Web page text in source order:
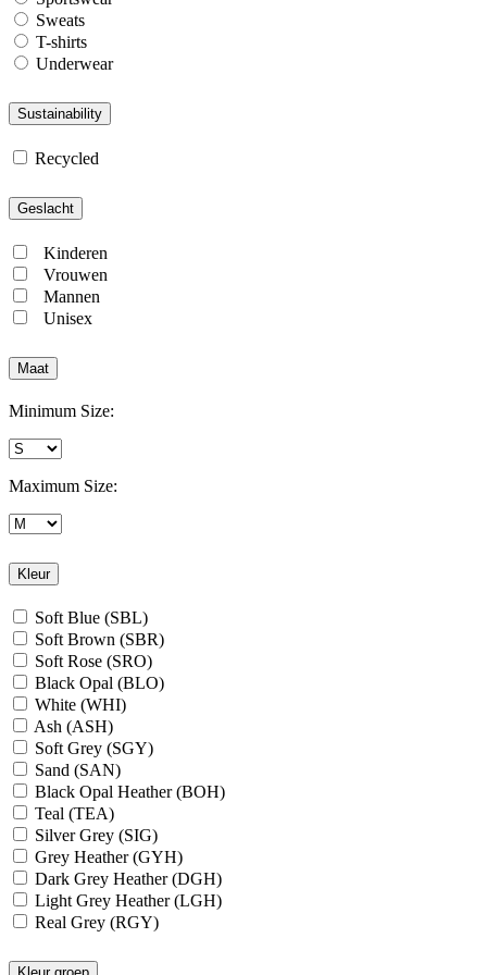
Sweats
T-shirts
Underwear
Sustainability
Recycled
Geslacht
Kinderen
Vrouwen
Mannen
Unisex
Maat
Minimum Size:
Maximum Size:
Kleur
Soft Blue (SBL)
Soft Brown (SBR)
Soft Rose (SRO)
Black Opal (BLO)
White (WHI)
Ash (ASH)
Soft Grey (SGY)
Sand (SAN)
Black Opal Heather (BOH)
Teal (TEA)
Silver Grey (SIG)
Grey Heather (GYH)
Dark Grey Heather (DGH)
Light Grey Heather (LGH)
Real Grey (RGY)
Granite Grey (GRG)